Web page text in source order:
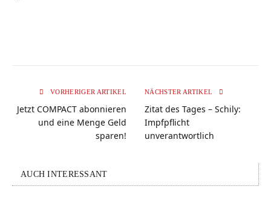
VORHERIGER ARTIKEL
Jetzt COMPACT abonnieren
und eine Menge Geld
sparen!
NÄCHSTER ARTIKEL
Zitat des Tages – Schily:
Impfpflicht
unverantwortlich
AUCH INTERESSANT